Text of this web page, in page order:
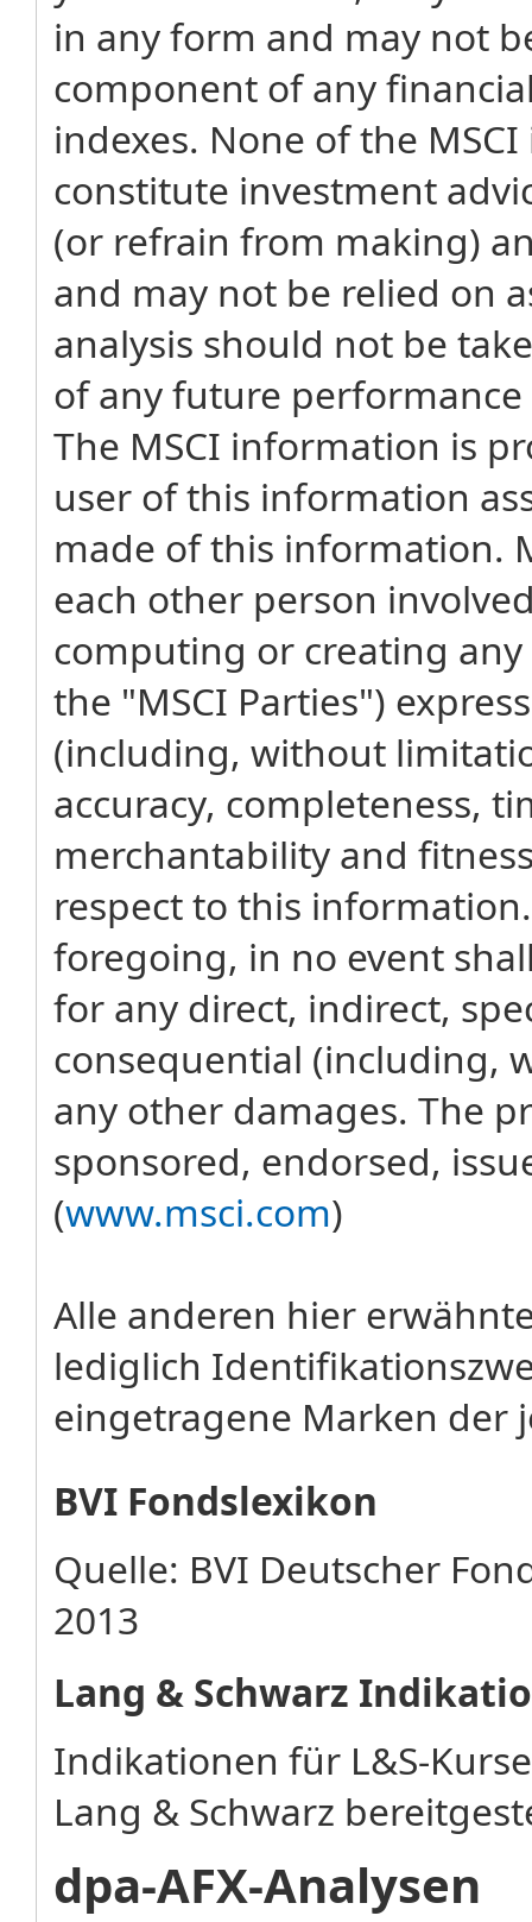
in any form and may not
component of any
indexes. None of the
constitute investment
(or refrain from making)
and may not be relied on
analysis should not be
of any future
The MSCI information is
user of this information
made of this information.
each other person
computing or creating
the "MSCI Parties")
(including, without
accuracy, completeness,
merchantability and
respect to this
foregoing, in no event
for any direct, indirect,
consequential (including,
any other damages. The
sponsored, endorsed,
(www.msci.com)
Alle anderen hier
lediglich
eingetragene Marken der
BVI Fondslexikon
Quelle: BVI Deutscher
2013
Lang & Schwarz
Indikationen für L&S-
Lang & Schwarz
dpa-AFX-Analysen